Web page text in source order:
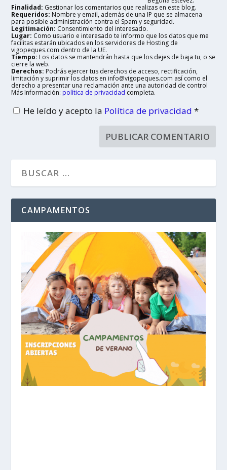
Finalidad: Gestionar los comentarios que realizas en este blog.
Requeridos: Nombre y email, además de una IP que se almacena
para posible administración contra el Spam y seguridad.
Legitimación: Consentimiento del interesado.
Lugar: Como usuario e interesado te informo que los datos que me
facilitas estarán ubicados en los servidores de Hosting de
vigopeques.com dentro de la UE.
Tiempo: Los datos se mantendrán hasta que los dejes de baja tu, o se
cierre la web.
Derechos: Podrás ejercer tus derechos de acceso, rectificación,
limitación y suprimir los datos en info@vigopeques.com así como el
derecho a presentar una reclamación ante una autoridad de control
Más Información: política de privacidad completa.
He leído y acepto la Política de privacidad*
CAMPAMENTOS